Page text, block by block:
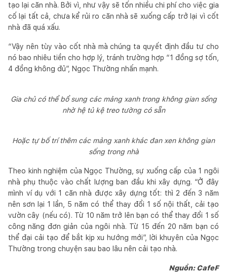
tạo lại căn nhà. Bởi vì, như vậy sẽ tốn nhiều chi phí cho việc gia
cố lại tất cả, chưa kể rủi ro căn nhà sẽ xuống cấp trở lại vì cốt
nhà đã quá xấu.
“Vậy nên tùy vào cốt nhà mà chúng ta quyết định đầu tư cho
nó bao nhiêu tiền cho hợp lý, tránh trường hợp “1 đồng sợ tốn,
4 đồng không đủ”, Ngọc Thường nhấn mạnh.
Gia chủ có thể bổ sung các mảng xanh trong không gian sống
nhờ hệ tủ kệ treo tường có sẵn
Hoặc tự bố trí thêm các mảng xanh khác đan xen không gian
sống trong nhà
Theo kinh nghiệm của Ngọc Thường, sự xuống cấp của 1 ngôi
nhà phụ thuộc vào chất lượng ban đầu khi xây dựng. “Ở đây
mình ví dụ với 1 căn nhà được xây dựng tốt: thì 2 đến 3 năm
nên sơn lại 1 lần, 5 năm có thể thay đổi 1 số nội thất, cải tạo
vườn cây (nếu có). Từ 10 năm trở lên bạn có thể thay đổi 1 số
công năng đơn giản của ngôi nhà. Từ 15 đến 20 năm bạn có
thể đại cải tạo để bắt kịp xu hướng mới”, lời khuyên của Ngọc
Thường trong chuyện sau bao lâu nên cải tạo nhà.
Nguồn: CafeF